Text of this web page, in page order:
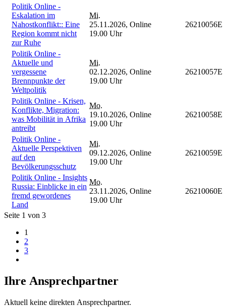
Politik Online -
Eskalation im
Nahostkonflikt:: Eine
Region kommt nicht
zur Ruhe
Mi.
25.11.2026,
19.00 Uhr
Online 26210056E
Politik Online -
Aktuelle und
vergessene
Brennpunkte der
Weltpolitik
Mi.
02.12.2026,
19.00 Uhr
Online 26210057E
Politik Online - Krisen,
Konflikte, Migration:
was Mobilität in Afrika
antreibt
Mo.
19.10.2026,
19.00 Uhr
Online 26210058E
Politik Online -
Aktuelle Perspektiven
auf den
Bevölkerungsschutz
Mi.
09.12.2026,
19.00 Uhr
Online 26210059E
Politik Online - Insights
Russia: Einblicke in ein
fremd gewordenes
Land
Mo.
23.11.2026,
19.00 Uhr
Online 26210060E
Seite 1 von 3
1
2
3
Ihre Ansprechpartner
Aktuell keine direkten Ansprechpartner.